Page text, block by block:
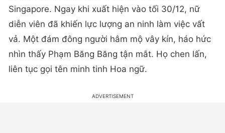
Singapore. Ngay khi xuất hiện vào tối 30/12, nữ
diễn viên đã khiến lực lượng an ninh làm việc vất
vả. Một đám đông người hâm mộ vây kín, háo hức
nhìn thấy Phạm Băng Băng tận mắt. Họ chen lấn,
liên tục gọi tên minh tinh Hoa ngữ.